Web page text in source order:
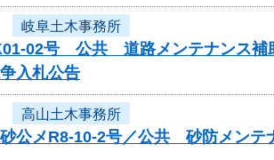
岐阜土木事務所
02号 公共 道路メンテナンス補
入札公告
高山土木事務所
砂公メR8-10-2号／公共 砂防メン